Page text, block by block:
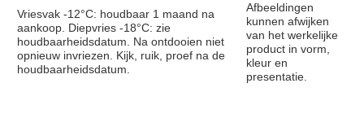
Vriesvak -12°C: houdbaar 1 maand na
aankoop. Diepvries -18°C: zie
houdbaarheidsdatum. Na ontdooien niet
opnieuw invriezen. Kijk, ruik, proef na de
houdbaarheidsdatum.
Afbeeldingen
kunnen afwijken
van het werkelijke
product in vorm,
kleur en
presentatie.